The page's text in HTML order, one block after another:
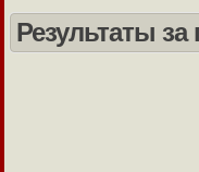
Результаты за